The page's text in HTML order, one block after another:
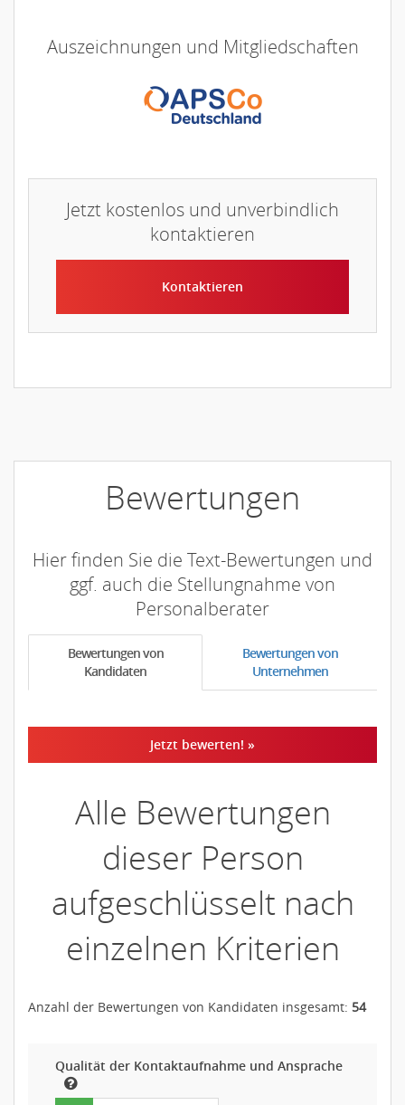
Auszeichnungen und Mitgliedschaften
Jetzt kostenlos und unverbindlich
kontaktieren
Kontaktieren
Bewertungen
Hier finden Sie die Text-Bewertungen und
ggf. auch die Stellungnahme von
Personalberater
Bewertungen von
Kandidaten
Bewertungen von
Unternehmen
Jetzt bewerten! »
Alle Bewertungen
dieser Person
aufgeschlüsselt nach
einzelnen Kriterien
Anzahl der Bewertungen von Kandidaten insgesamt: 54
Qualität der Kontaktaufnahme und Ansprache